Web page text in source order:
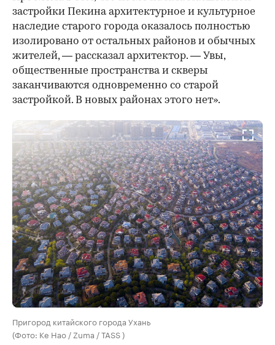
застройки Пекина архитектурное и культурное
наследие старого города оказалось полностью
изолировано от остальных районов и обычных
жителей, — рассказал архитектор. — Увы,
общественные пространства и скверы
заканчиваются одновременно со старой
застройкой. В новых районах этого нет».
Пригород китайского города Ухань
(Фото: Ke Hao / Zuma / TASS )